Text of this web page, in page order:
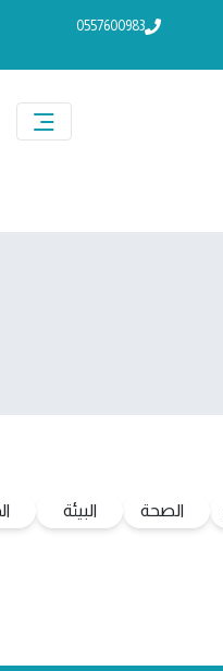
0557600983
الصحة البيئة